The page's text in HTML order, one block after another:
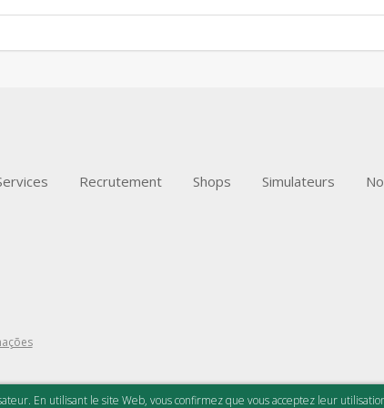
Recrutement Shops Simulateurs
En utilisant le site Web, vous confirmez que vous acceptez leur